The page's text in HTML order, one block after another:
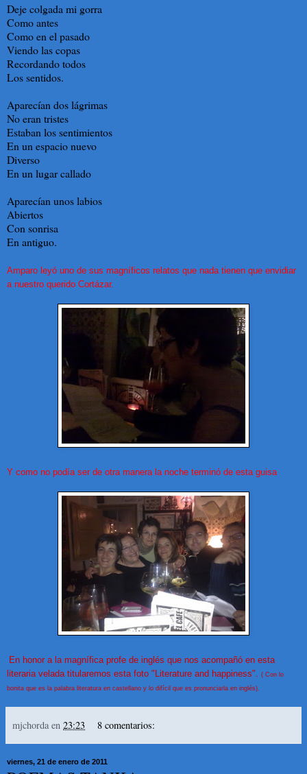
Deje colgada mi gorra
Como antes
Como en el pasado
Viendo las copas
Recordando todos
Los sentidos.
Aparecían dos lágrimas
No eran tristes
Estaban los sentimientos
En un espacio nuevo
Diverso
En un lugar callado
Aparecían unos labios
Abiertos
Con sonrisa
En antiguo.
Amparo leyó uno de sus magníficos relatos que nada tienen que envidiar
a nuestro querido Cortázar.
Y como no podía ser de otra manera la noche terminó de esta guisa
En honor a la magnífica profe de inglés que nos acompañó en esta
literaria velada titularemos esta foto "Literature and happiness".
( Con lo
bonita que es la palabra literatura en castellano y lo difícil que es pronunciarla en inglés).
mjchorda en 23:23 8 comentarios:
viernes, 21 de enero de 2011